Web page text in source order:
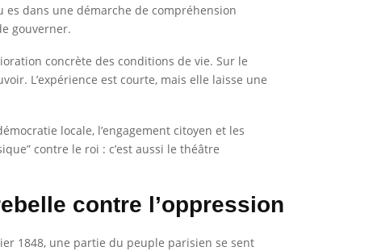
dans une démarche de compréhension
gouverner.
concrète des conditions de vie. Sur le
L’expérience est courte, mais elle laisse une
locale, l’engagement citoyen et les
contre le roi : c’est aussi le théâtre
contre l’oppression
1848, une partie du peuple parisien se sent